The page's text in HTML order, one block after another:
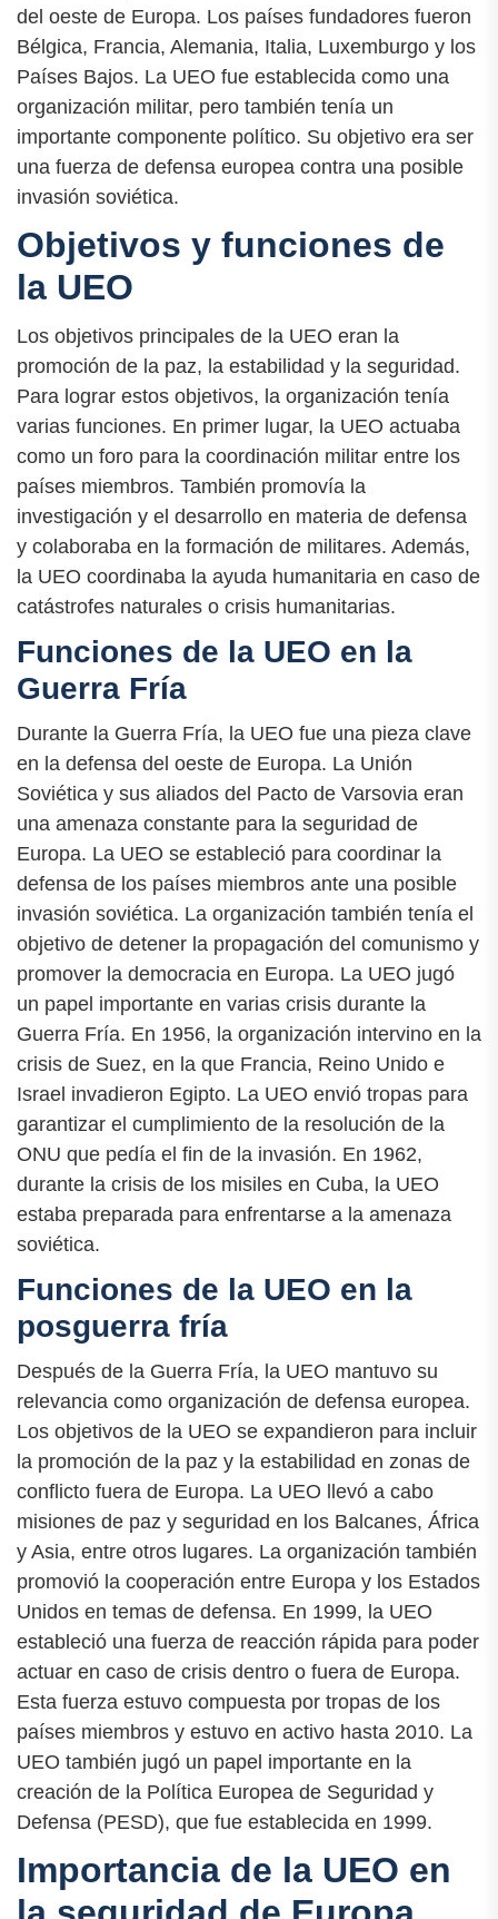
del oeste de Europa. Los países fundadores fueron
Bélgica, Francia, Alemania, Italia, Luxemburgo y los
Países Bajos. La UEO fue establecida como una
organización militar, pero también tenía un
importante componente político. Su objetivo era ser
una fuerza de defensa europea contra una posible
invasión soviética.
Objetivos y funciones de
la UEO
Los objetivos principales de la UEO eran la
promoción de la paz, la estabilidad y la seguridad.
Para lograr estos objetivos, la organización tenía
varias funciones. En primer lugar, la UEO actuaba
como un foro para la coordinación militar entre los
países miembros. También promovía la
investigación y el desarrollo en materia de defensa
y colaboraba en la formación de militares. Además,
la UEO coordinaba la ayuda humanitaria en caso de
catástrofes naturales o crisis humanitarias.
Funciones de la UEO en la
Guerra Fría
Durante la Guerra Fría, la UEO fue una pieza clave
en la defensa del oeste de Europa. La Unión
Soviética y sus aliados del Pacto de Varsovia eran
una amenaza constante para la seguridad de
Europa. La UEO se estableció para coordinar la
defensa de los países miembros ante una posible
invasión soviética. La organización también tenía el
objetivo de detener la propagación del comunismo y
promover la democracia en Europa. La UEO jugó
un papel importante en varias crisis durante la
Guerra Fría. En 1956, la organización intervino en la
crisis de Suez, en la que Francia, Reino Unido e
Israel invadieron Egipto. La UEO envió tropas para
garantizar el cumplimiento de la resolución de la
ONU que pedía el fin de la invasión. En 1962,
durante la crisis de los misiles en Cuba, la UEO
estaba preparada para enfrentarse a la amenaza
soviética.
Funciones de la UEO en la
posguerra fría
Después de la Guerra Fría, la UEO mantuvo su
relevancia como organización de defensa europea.
Los objetivos de la UEO se expandieron para incluir
la promoción de la paz y la estabilidad en zonas de
conflicto fuera de Europa. La UEO llevó a cabo
misiones de paz y seguridad en los Balcanes, África
y Asia, entre otros lugares. La organización también
promovió la cooperación entre Europa y los Estados
Unidos en temas de defensa. En 1999, la UEO
estableció una fuerza de reacción rápida para poder
actuar en caso de crisis dentro o fuera de Europa.
Esta fuerza estuvo compuesta por tropas de los
países miembros y estuvo en activo hasta 2010. La
UEO también jugó un papel importante en la
creación de la Política Europea de Seguridad y
Defensa (PESD), que fue establecida en 1999.
Importancia de la UEO en